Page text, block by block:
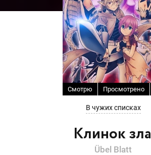
Клинок зла
Смотрю Просмотрено
В чужих списках
Übel Blatt